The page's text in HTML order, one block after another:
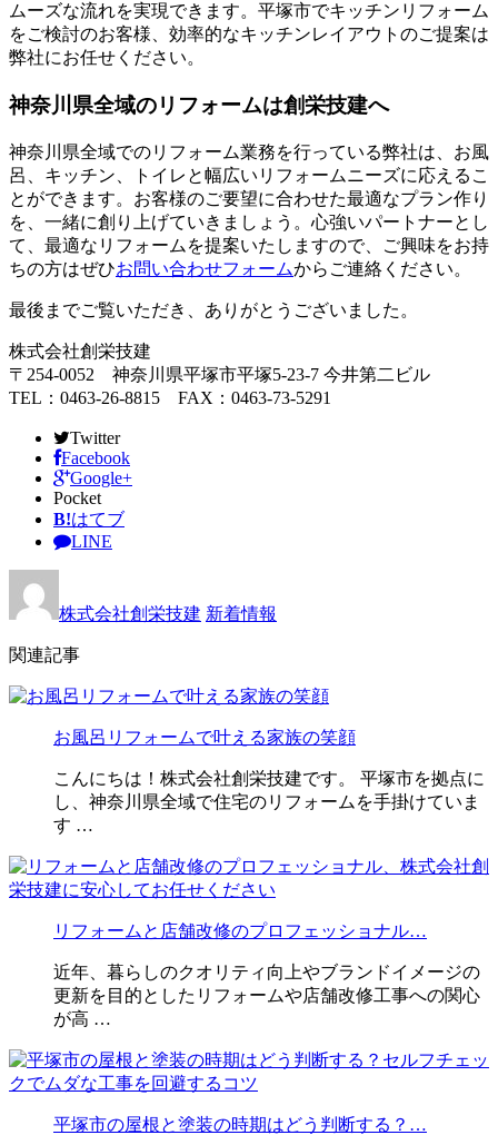
ムーズな流れを実現できます。平塚市でキッチンリフォーム
をご検討のお客様、効率的なキッチンレイアウトのご提案は
弊社にお任せください。
神奈川県全域のリフォームは創栄技建へ
神奈川県全域でのリフォーム業務を行っている弊社は、お風
呂、キッチン、トイレと幅広いリフォームニーズに応えるこ
とができます。お客様のご要望に合わせた最適なプラン作り
を、一緒に創り上げていきましょう。心強いパートナーとし
て、最適なリフォームを提案いたしますので、ご興味をお持
ちの方はぜひお問い合わせフォームからご連絡ください。
最後までご覧いただき、ありがとうございました。
株式会社創栄技建
〒254-0052 神奈川県平塚市平塚5-23-7 今井第二ビル
TEL：0463-26-8815 FAX：0463-73-5291
Twitter
Facebook
Google+
Pocket
B!はてブ
LINE
株式会社創栄技建 新着情報
関連記事
お風呂リフォームで叶える家族の笑顔
こんにちは！株式会社創栄技建です。 平塚市を拠点に
し、神奈川県全域で住宅のリフォームを手掛けていま
す …
リフォームと店舗改修のプロフェッショナル…
近年、暮らしのクオリティ向上やブランドイメージの
更新を目的としたリフォームや店舗改修工事への関心
が高 …
平塚市の屋根と塗装の時期はどう判断する？…